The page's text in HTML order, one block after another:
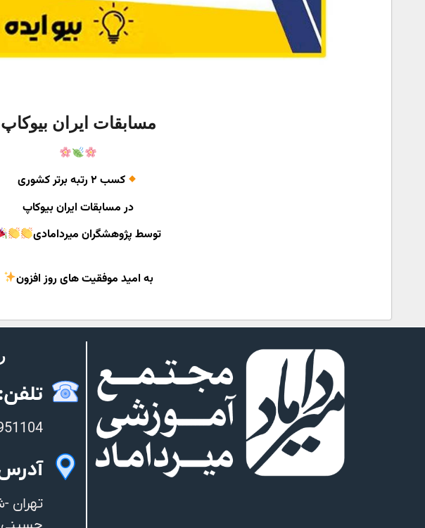
مسابقات ایران بیوکاپ
کسب ۲ رتبه برتر کشوری
در مسابقات ایران بیوکاپ
توسط پژوهشگران میردامادی
به امید موفقیت های روز افزون
تهران